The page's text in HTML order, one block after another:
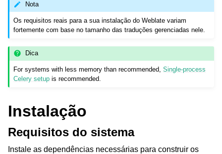
navigation of Instruções de configuração
Nota
Os requisitos reais para a sua instalação do Weblate variam
fortemente com base no tamanho das traduções gerenciadas nele.
Dica
For systems with less memory than recommended,Single-process
Celery setup is recommended.
Instalação
Requisitos do sistema
Instale as dependências necessárias para construir os